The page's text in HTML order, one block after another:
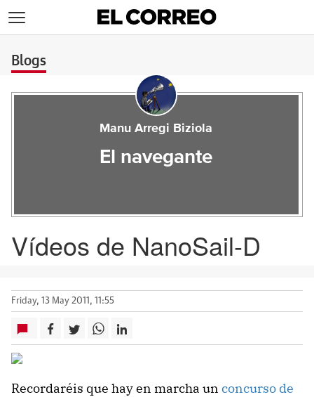
Blogs
Manu Arregi Biziola
El navegante
Vídeos de NanoSail-D
Friday, 13 May 2011, 11:55
Recordaréis que hay en marcha un concurso de